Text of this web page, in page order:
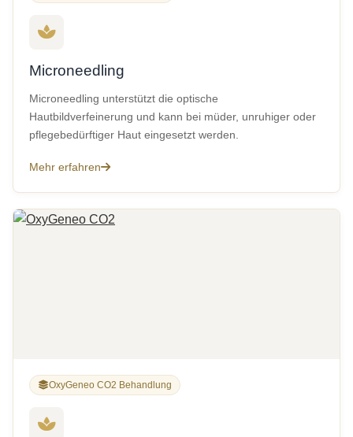
Microneedling
Microneedling unterstützt die optische
Hautbildverfeinerung und kann bei müder, unruhiger oder
pflegebedürftiger Haut eingesetzt werden.
Mehr erfahren
OxyGeneo CO2 Behandlung